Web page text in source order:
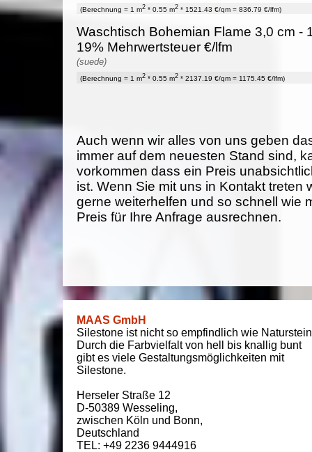
(Berechnung = 1 m2 * 0.55 m2 * 1521.43 €/qm = 836.79 €/lfm)
Waschtisch Bohemian Flame 3,0 cm -
19% Mehrwertsteuer €/lfm
(suede)
(Berechnung = 1 m2 * 0.55 m2 * 2137.19 €/qm = 1175.45 €/lfm)
Auch wenn wir alles von uns geben
immer auf dem neuesten Stand sind,
vorkommen dass ein Preis
ist. Wenn Sie mit uns in Kontakt treten
gerne weiterhelfen und so schnell wie
Preis für Ihre Anfrage ausrechnen.
MAAS GmbH
Silestone ist nicht so empfindlich wie
Durch die Farbvielfalt von hell bis knallig bunt
gibt es viele Gestaltungsmöglichkeiten mit
Silestone.
Herseler Straße 12
D-50389 Wesseling,
zwischen Köln und Bonn,
Deutschland
TEL: +49 2236 9444916